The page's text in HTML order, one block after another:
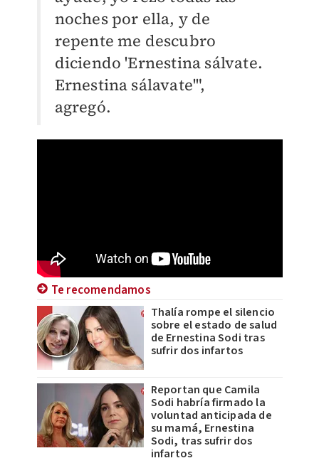
noches por ella, y de
repente me descubro
diciendo 'Ernestina sálvate.
Ernestina sálavate'",
agregó.
Te recomendamos
Thalía rompe el silencio
sobre el estado de salud
de Ernestina Sodi tras
sufrir dos infartos
Reportan que Camila
Sodi habría firmado la
voluntad anticipada de
su mamá, Ernestina
Sodi, tras sufrir dos
infartos